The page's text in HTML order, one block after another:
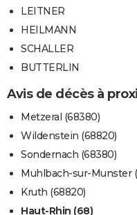
LEITNER
HEILMANN
SCHALLER
BUTTERLIN
Avis de décès à
Metzeral (68380)
Wildenstein (68820)
Sondernach (68380)
Muhlbach-sur-Munster
Kruth (68820)
Haut-Rhin (68)